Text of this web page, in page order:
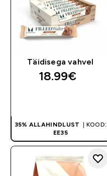
Täidisega vahvel
18.99€‎
35% ALLAHINDLUST
| KOOD:
EE35